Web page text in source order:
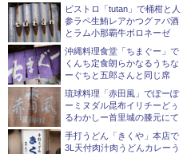
ビストロ「tutan」で桶柑と人
参ラペ生鮪レアかつグァバ酒
とラム小那覇牛ボロネーゼ
沖縄料理食堂「ちまぐー」で
くんち定食朗らかなるうちな
ーぐちと五郎さんと同じ席
琉球料理「赤田風」でぽーぽ
ーミヌダル昆布イリチーどぅ
るわかしー首里城の膝元にて
手打うどん「きくや」本店で
3L天付肉汁肉うどんカレーう